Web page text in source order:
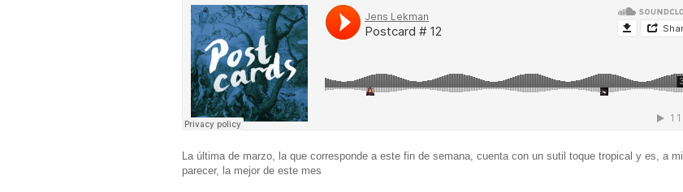
La última de marzo, la que corresponde a este fin de semana, cuenta con un sutil toque tropical y es, a mi
parecer, la mejor de este mes